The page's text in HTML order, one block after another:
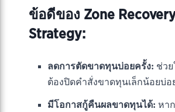
ข้อดีของ Zone
Strategy:
ลดการตัดขาดทุนบ่อยครั้ง: ช่ว
ต้องปิดคำสั่งขาดทุนเล็กน้อยบ่อ
มีโอกาสกู้คืนผลขาดทุนได้: หา